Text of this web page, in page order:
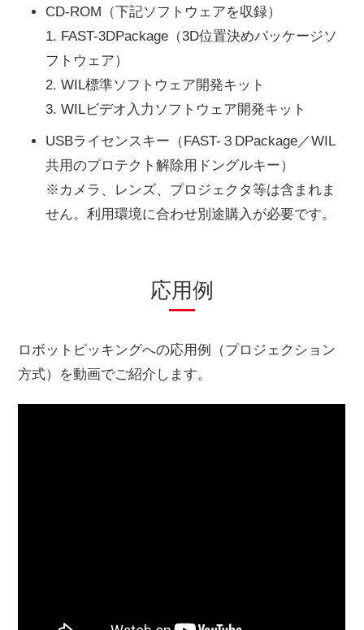
CD-ROM（下記ソフトウェアを収録）
1. FAST-3DPackage（3D位置決めパッケージソ
フトウェア）
2. WIL標準ソフトウェア開発キット
3. WILビデオ入力ソフトウェア開発キット
USBライセンスキー（FAST-３DPackage／WIL
共用のプロテクト解除用ドングルキー）
※カメラ、レンズ、プロジェクタ等は含まれま
せん。利用環境に合わせ別途購入が必要です。
応用例
ロボットピッキングへの応用例（プロジェクション
方式）を動画でご紹介します。